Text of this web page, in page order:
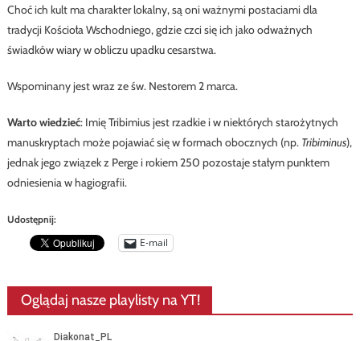
Choć ich kult ma charakter lokalny, są oni ważnymi postaciami dla
tradycji Kościoła Wschodniego, gdzie czci się ich jako odważnych
świadków wiary w obliczu upadku cesarstwa.
Wspominany jest wraz ze św. Nestorem 2 marca.
Warto wiedzieć: Imię Tribimius jest rzadkie i w niektórych starożytnych
manuskryptach może pojawiać się w formach obocznych (np. Tribiminus),
jednak jego związek z Perge i rokiem 250 pozostaje stałym punktem
odniesienia w hagiografii.
Udostępnij:
E-mail
Oglądaj nasze playlisty na YT!